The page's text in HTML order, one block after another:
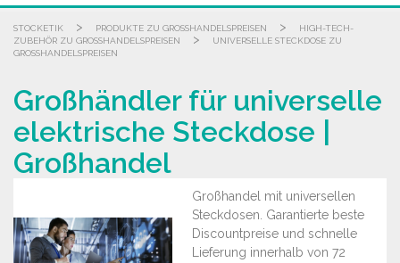
STOCKETIK > PRODUKTE ZU GROSSHANDELSPREISEN >
HIGH-TECH-
ZUBEHÖR ZU GROSSHANDELSPREISEN
>
UNIVERSELLE STECKDOSE ZU
GROSSHANDELSPREISEN
Großhändler für universelle
elektrische Steckdose |
Großhandel
Großhandel mit universellen
Steckdosen. Garantierte beste
Discountpreise und schnelle
Lieferung innerhalb von 72